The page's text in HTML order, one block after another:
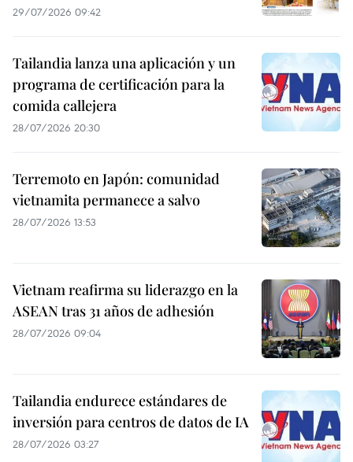
29/07/2026 09:42
Tailandia lanza una aplicación y un
programa de certificación para la
comida callejera
28/07/2026 20:30
Terremoto en Japón: comunidad
vietnamita permanece a salvo
28/07/2026 13:53
Vietnam reafirma su liderazgo en la
ASEAN tras 31 años de adhesión
28/07/2026 09:04
Tailandia endurece estándares de
inversión para centros de datos de IA
28/07/2026 03:27